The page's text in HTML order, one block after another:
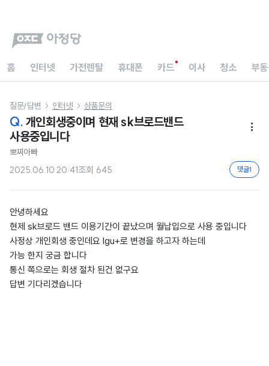
홈 인터넷 가전렌탈 휴대폰 카드 이사 청소 부
질문/답변  인터넷  상품문의
Q. 개인회생중이며 현재 sk브로드밴드
사용중입니다

뽀찌아빠
2025.06.10 20:41조회 645 댓글1
안녕하세요
현제 sk브로드 밴드 이용기간이 끝났으며 월납입으로 사용 중입니다
사정상 개인회생 중인데요 lgu+로 변경을 하고자 하는데
가능 한지 궁금 합니다
통신 쪽으로는 회생 절차 된건 없구요
답변 기다리겠습니다